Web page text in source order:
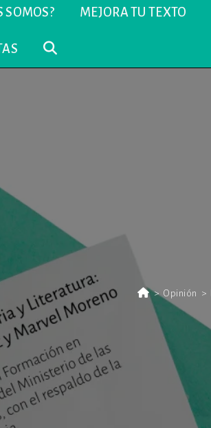
SOMOS? MEJORA TU TEXTO
ALTERNAR
> Opinión >